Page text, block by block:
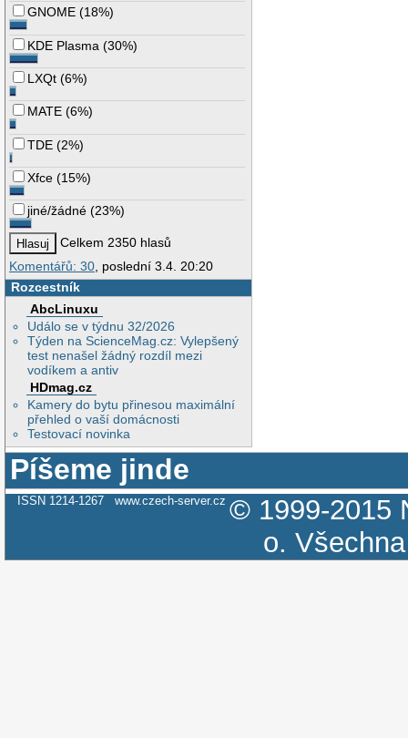
GNOME (18%)
KDE Plasma (30%)
LXQt (6%)
MATE (6%)
TDE (2%)
Xfce (15%)
jiné/žádné (23%)
Celkem 2350 hlasů
Komentářů: 30 , poslední 3.4. 20:20
Rozcestník
AbcLinuxu
Událo se v týdnu 32/2026
Týden na ScienceMag.cz: Vylepšený
test nenašel žádný rozdíl mezi
vodíkem a antiv
HDmag.cz
Kamery do bytu přinesou maximální
přehled o vaší domácnosti
Testovací novinka
Píšeme jinde
ISSN 1214-1267 www.czech-server.cz © 1999-2015
o.